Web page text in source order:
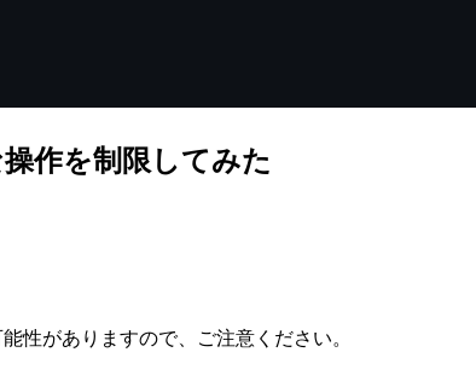
作を制限してみた
性がありますので、ご注意ください。